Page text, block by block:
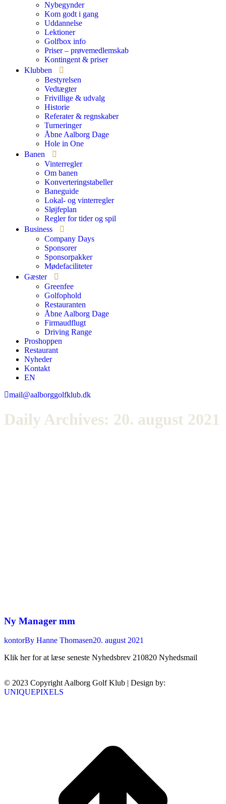
Nybegynder
Kom godt i gang
Uddannelse
Lektioner
Golfbox info
Priser – prøvemedlemskab
Kontingent & priser
Klubben
Bestyrelsen
Vedtægter
Frivillige & udvalg
Historie
Referater & regnskaber
Turneringer
Åbne Aalborg Dage
Hole in One
Banen
Vinterregler
Om banen
Konverteringstabeller
Baneguide
Lokal- og vinterregler
Sløjfeplan
Regler for tider og spil
Business
Company Days
Sponsorer
Sponsorpakker
Mødefaciliteter
Gæster
Greenfee
Golfophold
Restauranten
Åbne Aalborg Dage
Firmaudflugt
Driving Range
Proshoppen
Restaurant
Nyheder
Kontakt
EN
mail@aalborggolfklub.dk
Daily Archives: 20. august 2021
Ny Manager mm
kontorBy Hanne Thomasen20. august 2021
Klik her for at læse seneste Nyhedsbrev 210820 Nyhedsmail
© 2023 Copyright Aalborg Golf Klub | Design by:
UNIQUEPIXELS